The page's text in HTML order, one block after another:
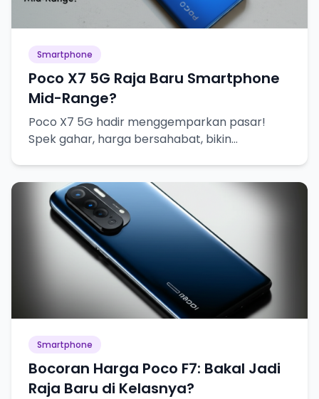
Smartphone
Poco X7 5G Raja Baru Smartphone
Mid-Range?
Poco X7 5G hadir menggemparkan pasar!
Spek gahar, harga bersahabat, bikin
Smartphone
Bocoran Harga Poco F7: Bakal Jadi
Raja Baru di Kelasnya?